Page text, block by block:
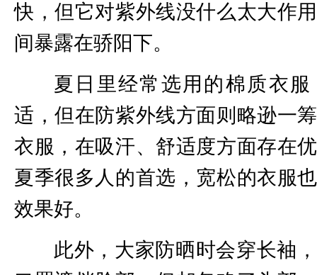
快，但它对紫外线没什么太大作
间暴露在骄阳下。
夏日里经常选用的棉质衣
适，但在防紫外线方面则略逊一
衣服，在吸汗、舒适度方面存在
夏季很多人的首选，宽松的衣服
效果好。
此外，大家防晒时会穿长袖